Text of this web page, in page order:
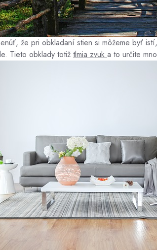
že pri obkladaní stien si môžeme byť
Tieto obklady totiž tlmia zvuk a to určite